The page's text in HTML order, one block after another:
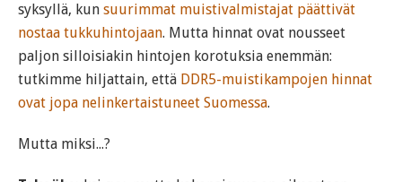
syksyllä, kun suurimmat muistivalmistajat päättivät
nostaa tukkuhintojaan. Mutta hinnat ovat nousseet
paljon silloisiakin hintojen korotuksia enemmän:
tutkimme hiljattain, että DDR5-muistikampojen hinnat
ovat jopa nelinkertaistuneet Suomessa.
Mutta miksi...?